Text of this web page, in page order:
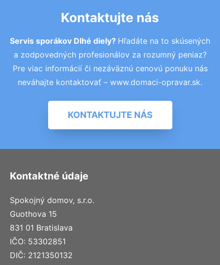
Kontaktujte nás
Servis sporákov Dlhé diely? Hľadáte na to skúsených
a zodpovedných profesionálov za rozumný peniaz?
Pre viac informácií či nezáväznú cenovú ponuku nás
neváhajte kontaktovať – www.domaci-opravar.sk.
KONTAKTUJTE NÁS
Kontaktné údaje
Spokojný domov, s.r.o.
Guothova 15
831 01 Bratislava
IČO: 53302851
DIČ: 2121350132